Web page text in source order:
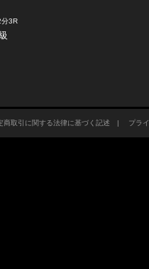
分3R
商取引に関する法律に基づく記述 | プラ